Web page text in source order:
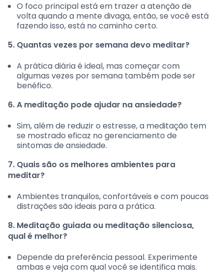
O foco principal está em trazer a atenção de
volta quando a mente divaga, então, se você está
fazendo isso, está no caminho certo.
5. Quantas vezes por semana devo meditar?
A prática diária é ideal, mas começar com
algumas vezes por semana também pode ser
benéfico.
6. A meditação pode ajudar na ansiedade?
Sim, além de reduzir o estresse, a meditação tem
se mostrado eficaz no gerenciamento de
sintomas de ansiedade.
7. Quais são os melhores ambientes para
meditar?
Ambientes tranquilos, confortáveis e com poucas
distrações são ideais para a prática.
8. Meditação guiada ou meditação silenciosa,
qual é melhor?
Depende da preferência pessoal. Experimente
ambas e veja com qual você se identifica mais.